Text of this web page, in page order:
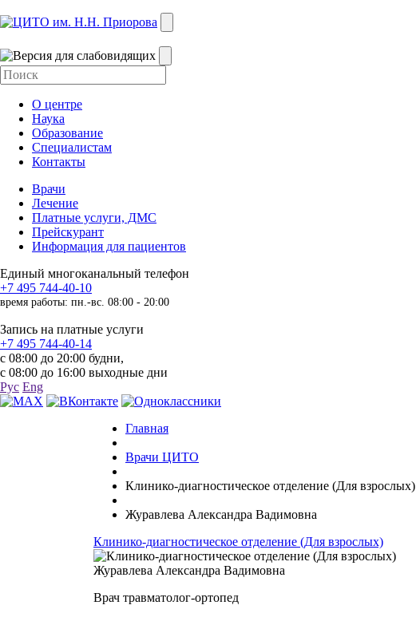
О центре
Наука
Образование
Специалистам
Контакты
Врачи
Лечение
Платные услуги, ДМС
Прейскурант
Информация для пациентов
Единый многоканальный телефон
+7 495 744-40-10
время работы: пн.-вс. 08:00 - 20:00
Запись на платные услуги
+7 495 744-40-14
с 08:00 до 20:00 будни,
с 08:00 до 16:00 выходные дни
Рус Eng
Главная
Врачи ЦИТО
Клинико-диагностическое отделение (Для взрослых)
Журавлева Александра Вадимовна
Клинико-диагностическое отделение (Для взрослых)
Журавлева Александра Вадимовна
Врач травматолог-ортопед